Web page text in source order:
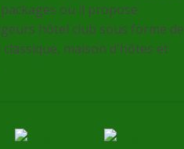
où il propose
hôtel club sous forme de
maison d'hôtes et